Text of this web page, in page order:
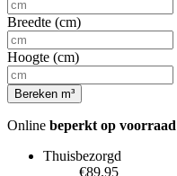
Breedte (cm)
Hoogte (cm)
Bereken m³
Online beperkt op voorraad
Thuisbezorgd
€89.95